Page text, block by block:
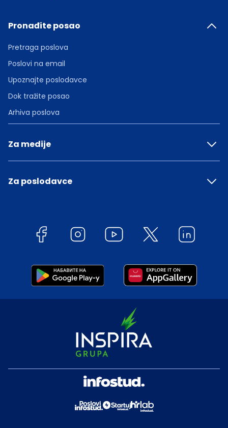
Pronađite posao
Pretraga poslova
Poslovi na email
Upoznajte poslodavce
Dok tražite posao
Arhiva poslova
Za medije
Za poslodavce